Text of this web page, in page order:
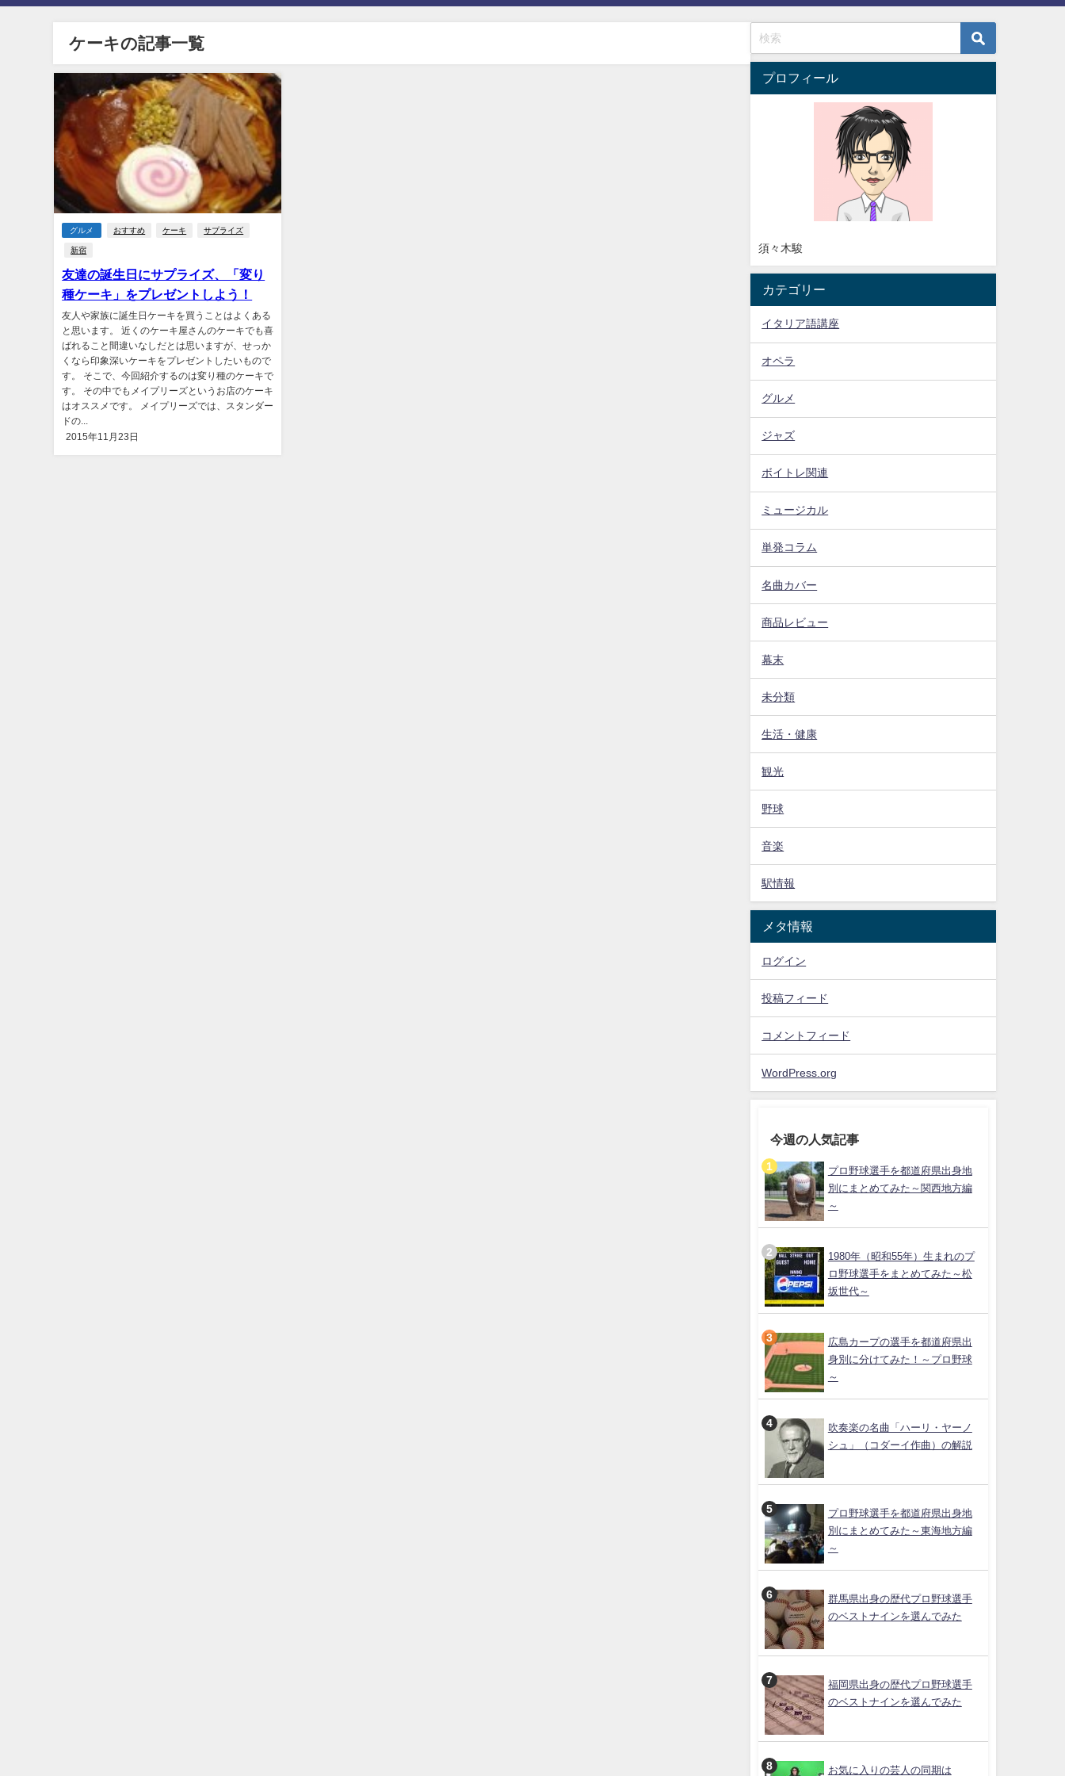
ケーキの記事一覧
グルメ おすすめ ケーキ サプライズ
新宿
友達の誕生日にサプライズ、「変り
種ケーキ」をプレゼントしよう！
友人や家族に誕生日ケーキを買うことはよくある
と思います。 近くのケーキ屋さんのケーキでも喜
ばれること間違いなしだとは思いますが、せっか
くなら印象深いケーキをプレゼントしたいもので
す。 そこで、今回紹介するのは変り種のケーキで
す。 その中でもメイプリーズというお店のケーキ
はオススメです。 メイプリーズでは、スタンダー
ドの...
2015年11月23日
プロフィール
須々木駿
カテゴリー
イタリア語講座
オペラ
グルメ
ジャズ
ボイトレ関連
ミュージカル
単発コラム
名曲カバー
商品レビュー
幕末
未分類
生活・健康
観光
野球
音楽
駅情報
メタ情報
ログイン
投稿フィード
コメントフィード
WordPress.org
今週の人気記事
プロ野球選手を都道府県出身地
別にまとめてみた～関西地方編
～
1980年（昭和55年）生まれのプ
ロ野球選手をまとめてみた～松
坂世代～
広島カープの選手を都道府県出
身別に分けてみた！～プロ野球
～
吹奏楽の名曲「ハーリ・ヤーノ
シュ」（コダーイ作曲）の解説
プロ野球選手を都道府県出身地
別にまとめてみた～東海地方編
～
群馬県出身の歴代プロ野球選手
のベストナインを選んでみた
福岡県出身の歴代プロ野球選手
のベストナインを選んでみた
お気に入りの芸人の同期は